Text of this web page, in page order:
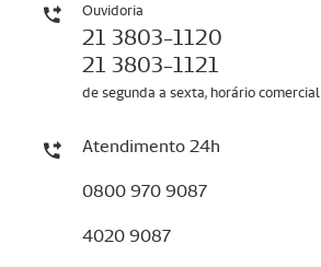
Ouvidoria
21 3803-1120
21 3803-1121
de segunda a sexta, horário comercial
Atendimento 24h
0800 970 9087
4020 9087